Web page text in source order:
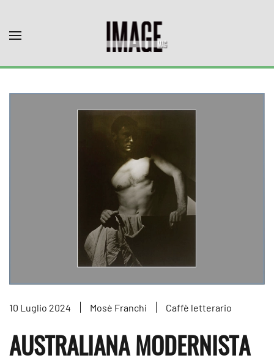
Skip to main content
10 Luglio 2024 Mosè Franchi Caffè letterario
AUSTRALIANA MODERNISTA